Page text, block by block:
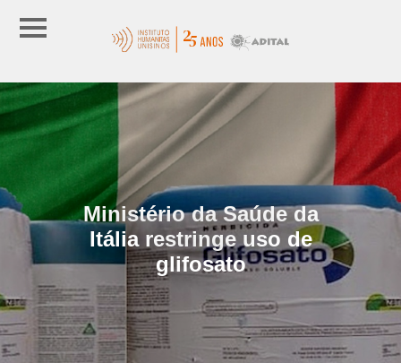
Ministério da Saúde da
Itália restringe uso de
glifosato